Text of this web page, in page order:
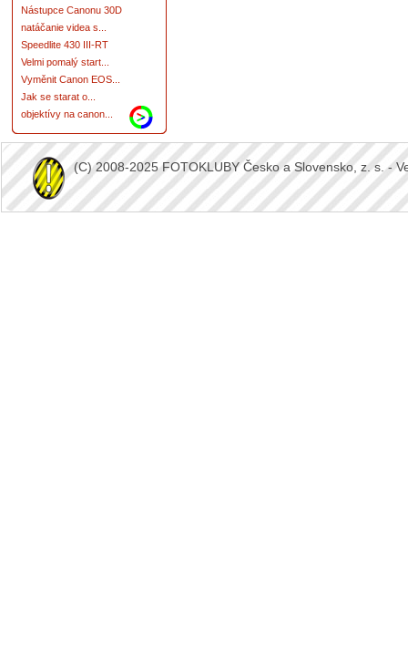
Nástupce Canonu 30D
natáčanie videa s...
Speedlite 430 III-RT
Velmi pomalý start...
Vyměnit Canon EOS...
Jak se starat o...
objektívy na canon...
(C) 2008-2025 FOTOKLUBY Česko a Slovensko, z. s. -